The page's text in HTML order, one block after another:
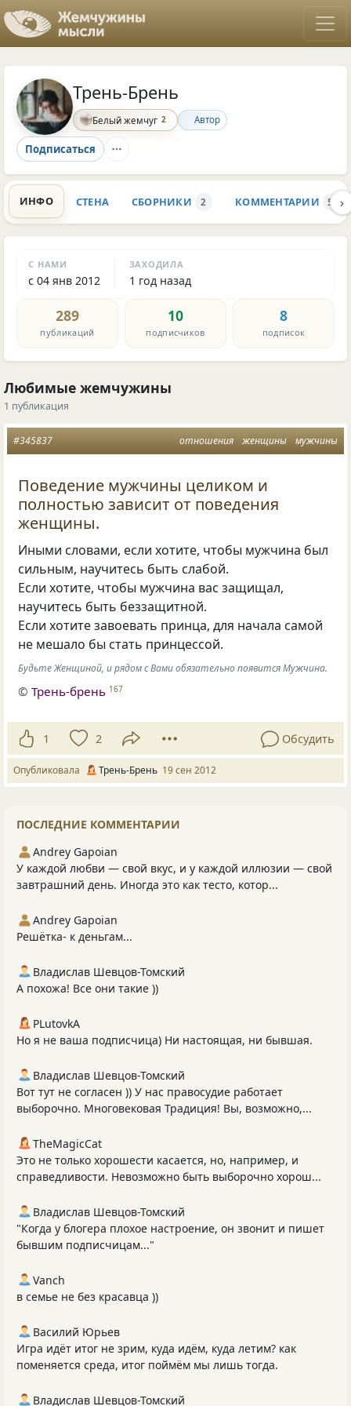
Трень-Брень
Белый жемчуг 2 Автор
Подписаться
ИНФО СТЕНА СБОРНИКИ 2 КОММЕНТАРИИ 588
›
С НАМИ
с 04 янв 2012
ЗАХОДИЛА
1 год назад
289
публикаций
10
подписчиков
8
подписок
Любимые жемчужины
1 публикация
отношения женщины мужчины
#345837
Поведение мужчины целиком и
полностью зависит от поведения
женщины.
Иными словами, если хотите, чтобы мужчина был
сильным, научитесь быть слабой.
Если хотите, чтобы мужчина вас защищал,
научитесь быть беззащитной.
Если хотите завоевать принца, для начала самой
не мешало бы стать принцессой.
Будьте Женщиной, и рядом с Вами обязательно появится Мужчина.
©Трень-брень 167
1 2 Обсудить
Опубликовала Трень-Брень 19 сен 2012
ПОСЛЕДНИЕ КОММЕНТАРИИ
Andrey Gapoian
У каждой любви — свой вкус, и у каждой иллюзии — свой
завтрашний день. Иногда это как тесто, котор...
Andrey Gapoian
Решётка- к деньгам...
Владислав Шевцов-Томский
А похожа! Все они такие ))
PLutоvkА
Но я не ваша подписчица) Ни настоящая, ни бывшая.
Владислав Шевцов-Томский
Вот тут не согласен )) У нас правосудие работает
выборочно. Многовековая Традиция! Вы, возможно,...
TheMagicCat
Это не только хорошести касается, но, например, и
справедливости. Невозможно быть выборочно хорош...
Владислав Шевцов-Томский
"Когда у блогера плохое настроение, он звонит и пишет
бывшим подписчицам..."
Vanch
в семье не без красавца ))
Василий Юрьев
Игра идёт итог не зрим, куда идём, куда летим? как
поменяется среда, итог поймём мы лишь тогда.
Владислав Шевцов-Томский